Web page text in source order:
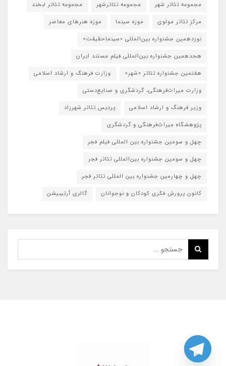
مجموعه تئاتر شهر
مجموعه تئاترشهر
مجموعه تئاتر لبخند
مرکز تئاتر مولوی
موزه سینما
موزه هنرهای معاصر
نوزدهمین جشنواره بین‌المللی «سینماحقیقت»
هجدهمین جشنواره بین‌المللی فیلم مستند ایران
هفتمین جشنواره تئاتر «شهر»
وزارت فرهنگ و ارشاد اسلامی
وزارت میراث‌فرهنگی، گردشگری و صنایع‌دستی
وزیر فرهنگ و ارشاد اسلامی
پردیس تئاتر شهرزاد
پژوهشگاه میراث‌فرهنگی و گردشگری
چهل و سومین جشنواره بین المللی فیلم فجر
چهل و سومین جشنواره بین‌المللی تئاتر فجر
چهل و چهارمین جشنواره بین المللی تئاتر فجر
کانون پرورش فکری کودکان و نوجوانان
گالری آرتیبیشن